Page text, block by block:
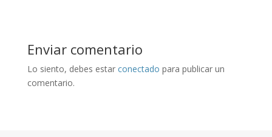
Enviar comentario
Lo siento, debes estar conectado para publicar un
comentario.